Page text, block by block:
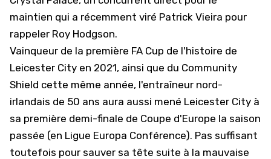
maintien qui a récemment viré Patrick Vieira pour
rappeler Roy Hodgson.
Vainqueur de la première FA Cup de l'histoire de
Leicester City en 2021, ainsi que du Community
Shield cette même année, l'entraîneur nord-
irlandais de 50 ans aura aussi mené Leicester City à
sa première demi-finale de Coupe d'Europe la saison
passée (en Ligue Europa Conférence). Pas suffisant
toutefois pour sauver sa tête suite à la mauvaise